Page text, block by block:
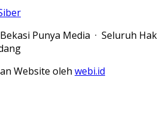
Punya Media · Seluruh Hak
Website oleh webi.id